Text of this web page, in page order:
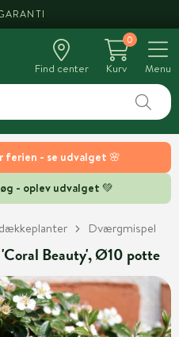
ferien - se udvalget 🌸
- oplev udvalget 💚
Find center
0
Kurv
Menu
Dværgmispel
Beauty', Ø10 potte